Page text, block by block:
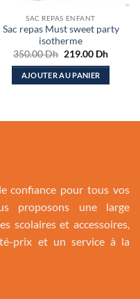
SAC REPAS ENFANT
Sac repas Must sweet party
isotherme
350.00Dh Le
initial
était :
219.00 DhLe
actuel
AJOUTER AU PANIER
confiance pour tous vos
proposons une large
scolaires et accessoires,
prix et un service à la